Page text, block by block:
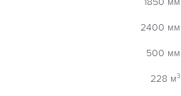
2400 мм
500 мм
228 м3